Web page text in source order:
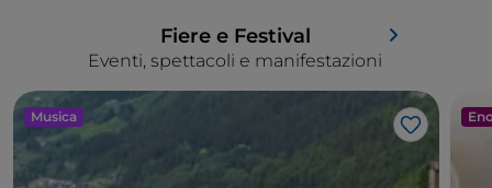
Eventi, spettacoli e manifestazioni
Fiere e Festival
Musica
Like